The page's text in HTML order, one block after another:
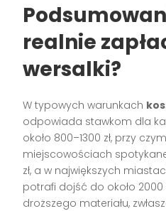
realnie
wersalki?
W typowych warunkach
odpowiada stawkom dla
około 800–1300 zł, przy
miejscowościach
zł, a w największych
potrafi dojść do około
droższego materiału,